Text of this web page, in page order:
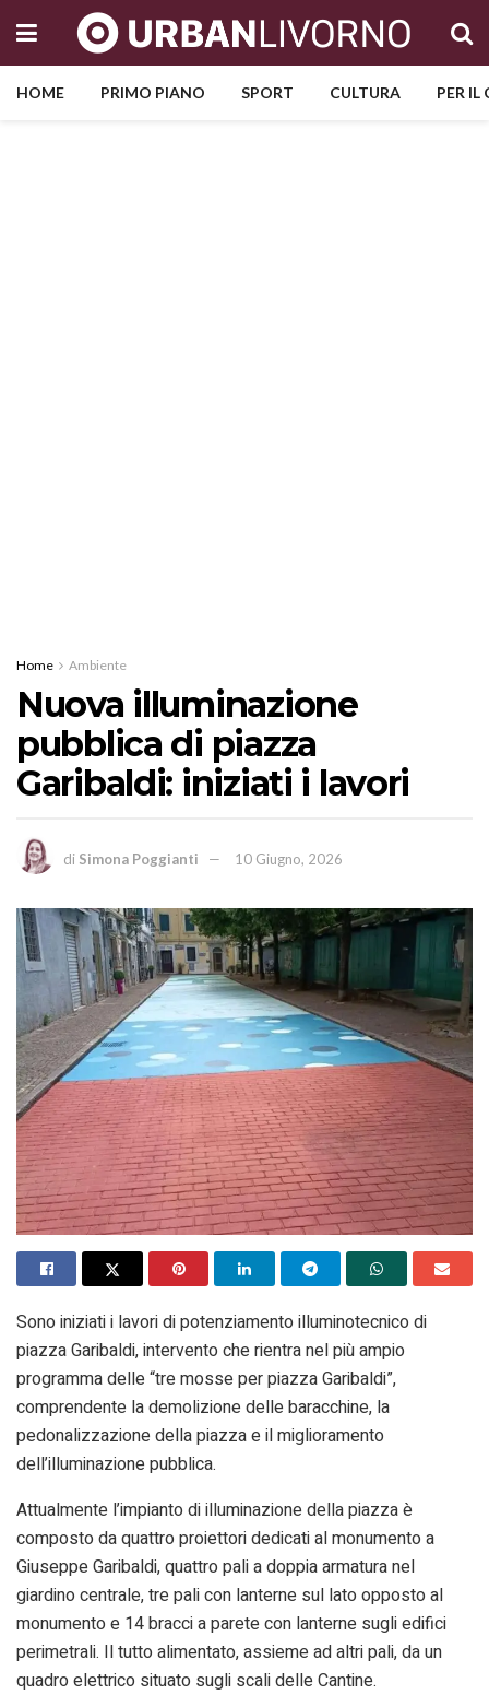
HOME PRIMO PIANO SPORT CULTURA PER
Home Ambiente
Nuova illuminazione
pubblica di piazza
Garibaldi: iniziati i lavori
di Simona Poggianti 10 Giugno, 2026
Sono iniziati i lavori di potenziamento illuminotecnico di
piazza Garibaldi, intervento che rientra nel più ampio
programma delle “tre mosse per piazza Garibaldi”,
comprendente la demolizione delle baracchine, la
pedonalizzazione della piazza e il miglioramento
dell’illuminazione pubblica.
Attualmente l’impianto di illuminazione della piazza è
composto da quattro proiettori dedicati al monumento a
Giuseppe Garibaldi, quattro pali a doppia armatura nel
giardino centrale, tre pali con lanterne sul lato opposto al
monumento e 14 bracci a parete con lanterne sugli edifici
perimetrali. Il tutto alimentato, assieme ad altri pali, da un
quadro elettrico situato sugli scali delle Cantine.